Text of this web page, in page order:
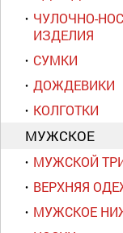
ЧУЛОЧНО-
ИЗДЕЛИЯ
СУМКИ
ДОЖДЕВИКИ
КОЛГОТКИ
МУЖСКОЕ
МУЖСКОЙ
ВЕРХНЯЯ
МУЖСКОЕ